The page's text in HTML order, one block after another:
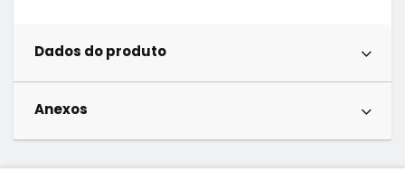
Dados do produto
Anexos